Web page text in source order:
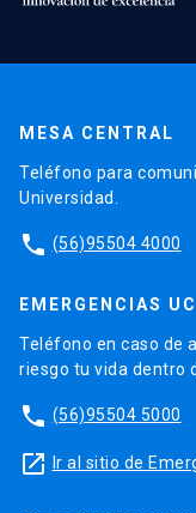
MESA CENTRAL
Teléfono para
Universidad.
phone (56)95504 4000
EMERGENCIAS UC
Teléfono en caso de
riesgo tu vida dentro
phone (56)95504 5000
launch Ir al sitio de